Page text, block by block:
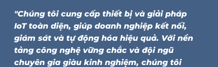
"Chúng tôi cung cấp thiết bị và giải pháp
IoT toàn diện, giúp doanh nghiệp kết nối,
giám sát và tự động hóa hiệu quả. Với nền
tảng công nghệ vững chắc và đội ngũ
chuyên gia giàu kinh nghiệm, chúng tôi